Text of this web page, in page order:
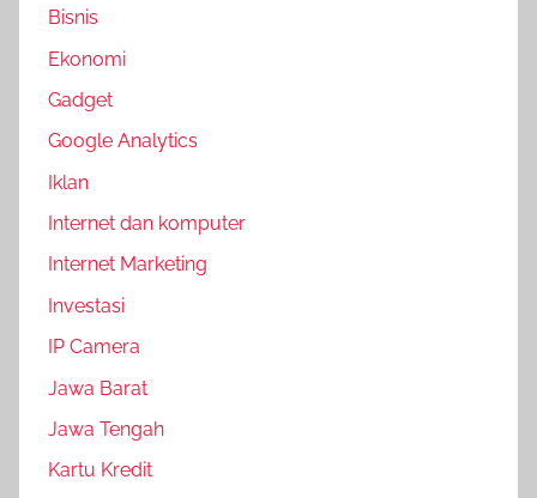
Bisnis
Ekonomi
Gadget
Google Analytics
Iklan
Internet dan komputer
Internet Marketing
Investasi
IP Camera
Jawa Barat
Jawa Tengah
Kartu Kredit